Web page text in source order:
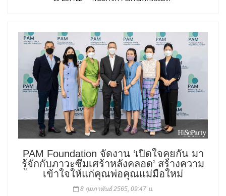
PAM Foundation จัดงาน ‘เปิดใจคุยกัน มา
รู้จักกับภาวะซึมเศร้าหลังคลอด’ สร้างความ
เข้าใจให้แก่คุณพ่อคุณแม่มือใหม่
8 กุมภาพันธ์ 2565, 09:47 น.